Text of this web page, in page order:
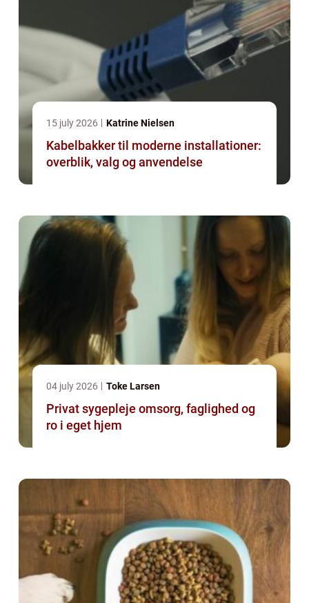
15 july 2026 Katrine Nielsen
Kabelbakker til moderne installationer:
overblik, valg og anvendelse
04 july 2026 Toke Larsen
Privat sygepleje omsorg, faglighed og
ro i eget hjem